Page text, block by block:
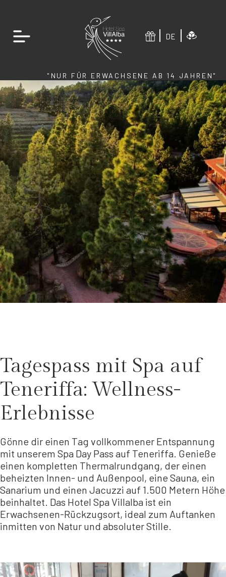
DE
"NUR FÜR ERWACHSENE AB 14 JAHREN"
Tagespass mit Spa auf
Teneriffa: Wellness-
Erlebnisse
Gönne dir einen Tag vollkommener Entspannung
mit unserem Spa Day Pass auf Teneriffa. Genieße
einen kompletten Thermalrundgang, der einen
beheizten Innen- und Außenpool, eine Sauna, ein
Sanarium und einen Jacuzzi auf 1.500 Metern Höhe
beinhaltet. Das Hotel Spa Villalba ist ein
Erwachsenen-Rückzugsort, ideal zum Auftanken
inmitten von Natur und absoluter Stille.